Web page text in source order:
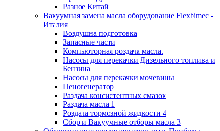
Разное Китай
Вакуумная замена масла оборудование Flexbimeс -
Италия
Воздушна подготовка
Запасные части
Компьюторная роздача масла.
Насосы для перекачки Дизельного топлива и
Бензина
Насосы для перекачки мочевины
Пеногенератор
Раздача консистентных смазок
Раздача масла 1
Роздача тормозной жидкости 4
Сбор и Вакуумные отборы масла 3